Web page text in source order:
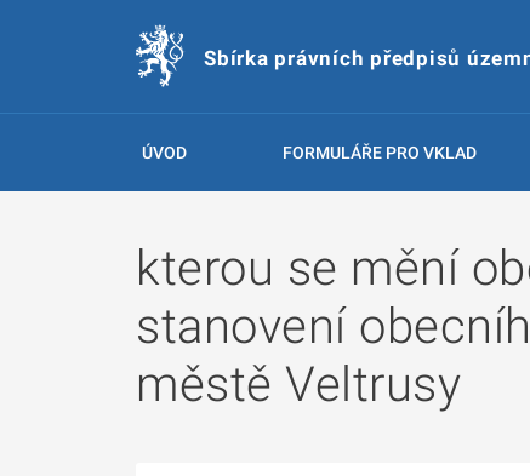
Sbírka právních předpisů
ÚVOD FORMULÁŘE PRO VKLAD
kterou se mění
stanovení
městě Veltrusy